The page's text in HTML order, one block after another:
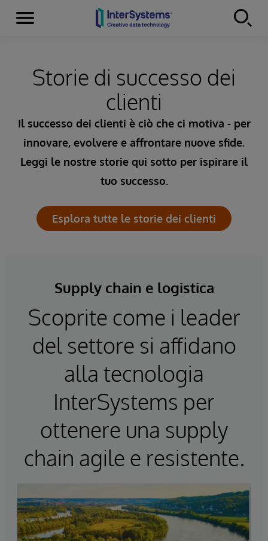
Skip to content
Menu
Storie di successo dei
clienti
Il successo dei clienti è ciò che ci motiva - per
innovare, evolvere e affrontare nuove sfide.
Leggi le nostre storie qui sotto per ispirare il
tuo successo.
Esplora tutte le storie dei clienti
Supply chain e logistica
Scoprite come i leader
del settore si affidano
alla tecnologia
InterSystems per
ottenere una supply
chain agile e resistente.